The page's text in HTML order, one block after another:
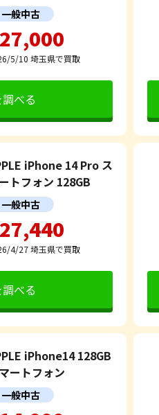
一般中古
5/10 埼玉県で買取
べる
iPhone 14 Pro ス
トフォン 128GB
一般中古
4/27埼玉県で買取
べる
iPhone14 128GB
ートフォン
一般中古